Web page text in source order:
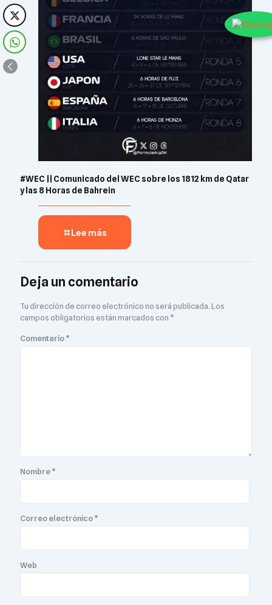
#WEC || Comunicado del WEC sobre los 1812 km de Qatar
y las 8 Horas de Bahrein
Lee más
Deja un comentario
Tu dirección de correo electrónico no será publicada.Los
campos obligatorios están marcados con *
Comentario*
Nombre*
Correo electrónico*
Web